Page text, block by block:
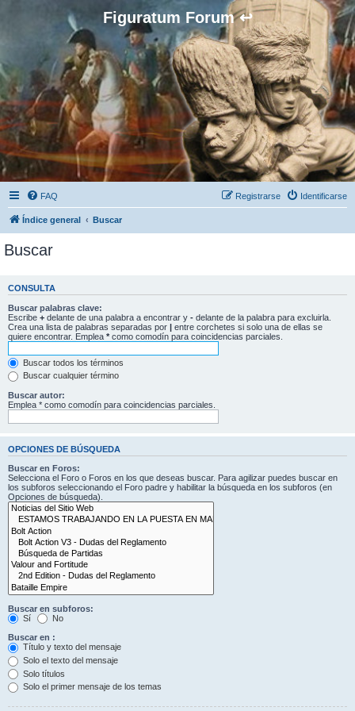
Figuratum Forum ↩
FAQ Identificarse
Registrarse
Índice general Buscar
Buscar
CONSULTA
Buscar palabras clave:
Escribe + delante de una palabra a encontrar y - delante de la palabra para excluirla.
Crea una lista de palabras separadas por | entre corchetes si solo una de ellas se
quiere encontrar. Emplea * como comodín para coincidencias parciales.
Buscar todos los términos
Buscar cualquier término
Buscar autor:
Emplea * como comodín para coincidencias parciales.
OPCIONES DE BÚSQUEDA
Buscar en Foros:
Selecciona el Foro o Foros en los que deseas buscar. Para agilizar puedes buscar en
los subforos seleccionando el Foro padre y habilitar la búsqueda en los subforos (en
Opciones de búsqueda).
Buscar en subforos:
Sí
No
Buscar en :
Título y texto del mensaje
Solo el texto del mensaje
Solo títulos
Solo el primer mensaje de los temas